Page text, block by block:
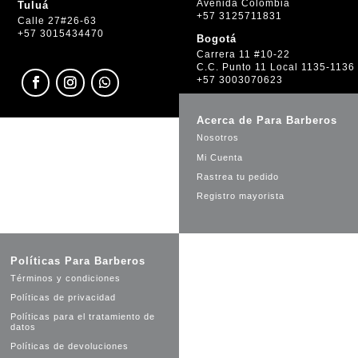
Tuluá
Calle 27#26-63
+57 3015434470
Avenida Colombia
+57 3125711831
Bogotá
Carrera 11 #10-22
C.C. Punto 11 Local 1135-1136
+57 3003070623
Acerca de Para Barberos
Nosotros
Mi Cuenta
Rastrea tu pedido
Registro mayorista
Políticas Para Barberos
Términos y condiciones
Políticas de privacidad
Políticas para el tratamiento de
datos
Políticas de devoluciones